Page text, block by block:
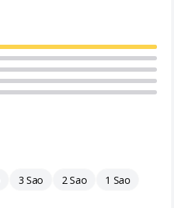
3 Sao 2 Sao 1 Sao